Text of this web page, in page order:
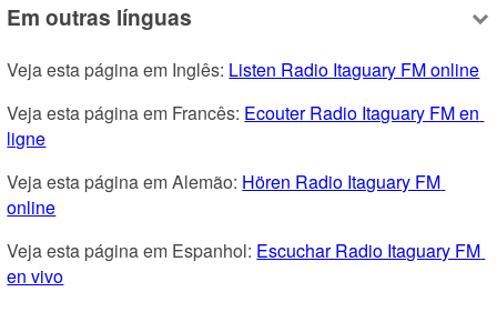
Em outras línguas
Veja esta página em Inglês: Listen Radio Itaguary FM online
Veja esta página em Francês: Ecouter Radio Itaguary FM en
ligne
Veja esta página em Alemão: Hören Radio Itaguary FM
online
Veja esta página em Espanhol: Escuchar Radio Itaguary FM
en vivo